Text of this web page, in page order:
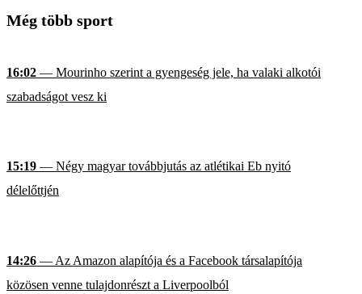
Még több sport
16:02 — Mourinho szerint a gyengeség jele, ha valaki alkotói
szabadságot vesz ki
15:19 — Négy magyar továbbjutás az atlétikai Eb nyitó
délelőttjén
14:26 — Az Amazon alapítója és a Facebook társalapítója
közösen venne tulajdonrészt a Liverpoolból